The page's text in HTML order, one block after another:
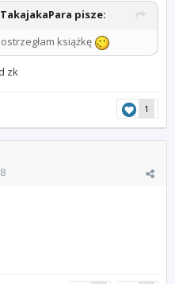
TakajakaPara pisze:
książkę
zk
1